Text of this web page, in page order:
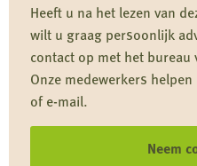
Heeft u na het lezen van
wilt u graag persoonlijk
contact op met het bureau
Onze medewerkers
of e-mail.
Neem